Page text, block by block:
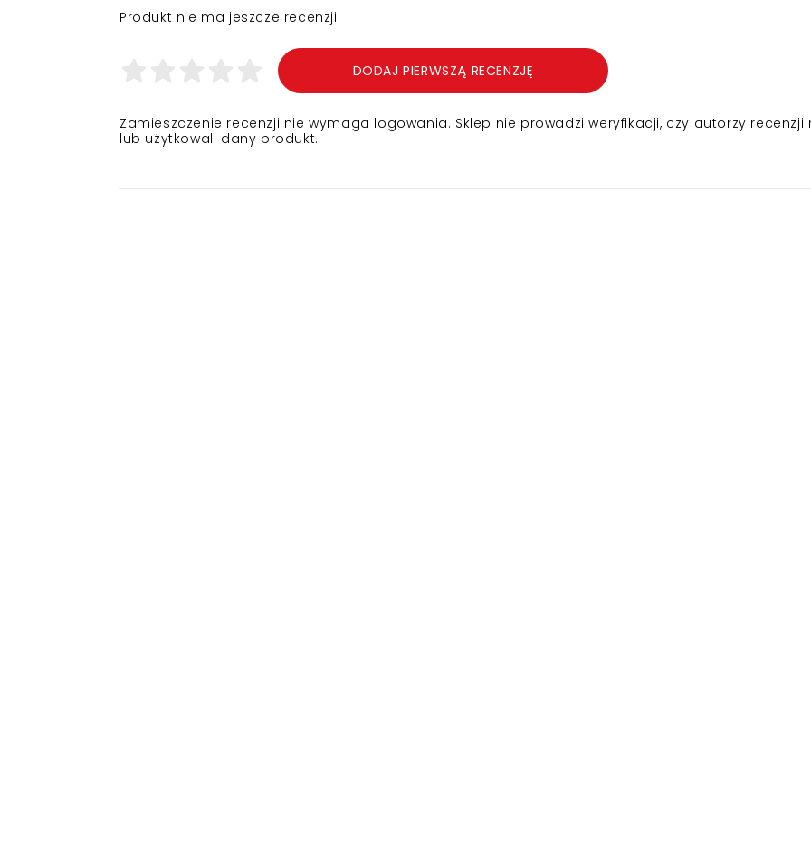
Produkt nie ma jeszcze recenzji.
DODAJ PIERWSZĄ RECENZJĘ
Zamieszczenie recenzji nie wymaga logowania. Sklep nie prowadzi weryfikacji, czy autorzy recenzji
lub użytkowali dany produkt.